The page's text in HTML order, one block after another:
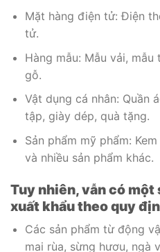
Mặt hàng điện tử: Điện
tử.
Hàng mẫu: Mẫu vải,
gỗ.
Vật dụng cá nhân: Quần
tập, giày dép, quà tặng.
Sản phẩm mỹ phẩm:
và nhiều sản phẩm khác.
Tuy nhiên, vẫn có một
xuất khẩu theo quy
Các sản phẩm từ động
mai rùa, sừng hươu, ngà